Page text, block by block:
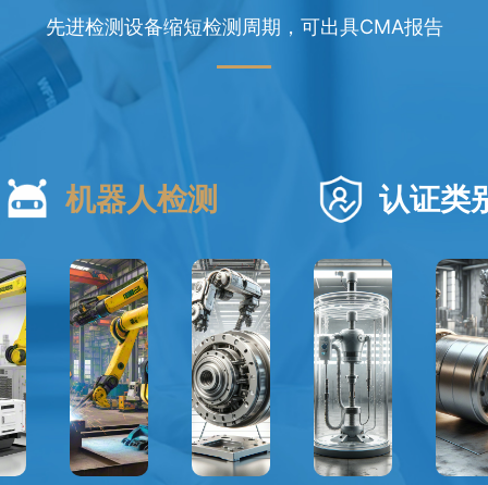
先进检测设备缩短检测周期，可出具CMA报告
机器人检测 认证类